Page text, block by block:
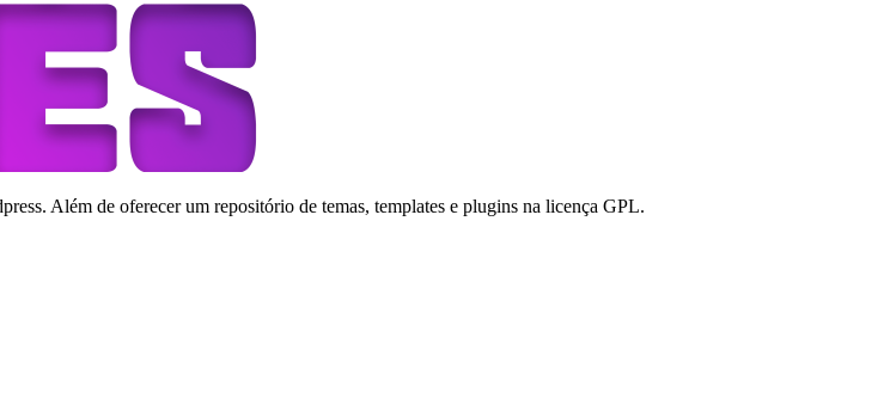
Além de oferecer um repositório de temas, templates e plugins na licença GPL.